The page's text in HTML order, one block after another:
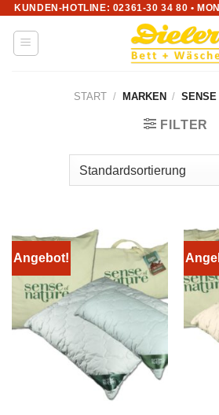
Zum
Inhalt
springen
KUNDEN-HOTLINE: 02361-30 34 80 •
START / MARKEN / SENSE
FILTER
Angebot!